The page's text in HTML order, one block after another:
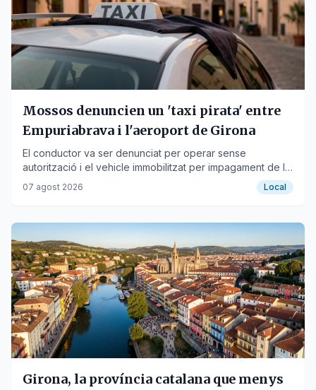
Mossos denuncien un 'taxi pirata' entre
Empuriabrava i l'aeroport de Girona
El conductor va ser denunciat per operar sense
autorització i el vehicle immobilitzat per impagament de la
multa.
07 agost 2026 Local
Girona, la província catalana que menys